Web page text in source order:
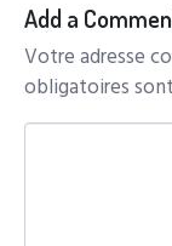
Add a
Votre adresse
obligatoires
C